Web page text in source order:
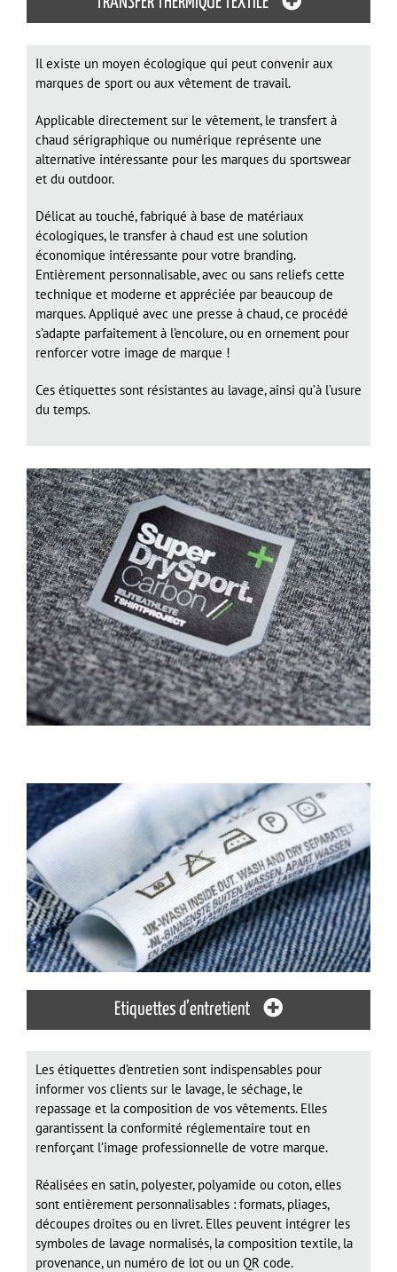
Il existe un moyen écologique qui peut convenir aux
marques de sport ou aux vêtement de travail.
Applicable directement sur le vêtement, le transfert à
chaud sérigraphique ou numérique représente une
alternative intéressante pour les marques du sportswear
et du outdoor.
Délicat au touché, fabriqué à base de matériaux
écologiques, le transfer à chaud est une solution
économique intéressante pour votre branding.
Entièrement personnalisable, avec ou sans reliefs cette
technique et moderne et appréciée par beaucoup de
marques. Appliqué avec une presse à chaud, ce procédé
s’adapte parfaitement à l’encolure, ou en ornement pour
renforcer votre image de marque !
Ces étiquettes sont résistantes au lavage, ainsi qu’à l’usure
du temps.
Etiquettes d’entretient
Les étiquettes d’entretien sont indispensables pour
informer vos clients sur le lavage, le séchage, le
repassage et la composition de vos vêtements. Elles
garantissent la conformité réglementaire tout en
renforçant l’image professionnelle de votre marque.
Réalisées en satin, polyester, polyamide ou coton, elles
sont entièrement personnalisables : formats, pliages,
découpes droites ou en livret. Elles peuvent intégrer les
symboles de lavage normalisés, la composition textile, la
provenance, un numéro de lot ou un QR code.